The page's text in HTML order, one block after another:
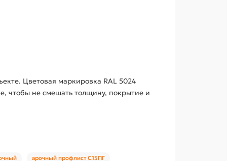
Цветовая маркировка RAL 5024
чтобы не смешать толщину, покрытие и
арочный профлист С15ПГ